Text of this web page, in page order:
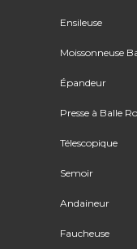
Ensileuse
Moissonneuse
Épandeur
Presse à Balle
Télescopique
Semoir
Andaineur
Faucheuse